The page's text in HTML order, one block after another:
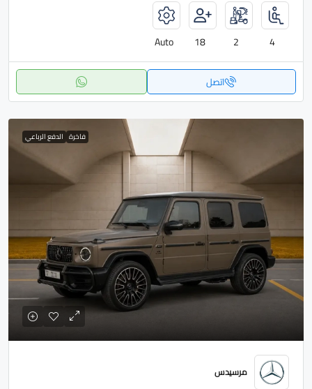
4
2
18
Auto
اتصل
فاخرة الدفع الرباعي
مرسيدس